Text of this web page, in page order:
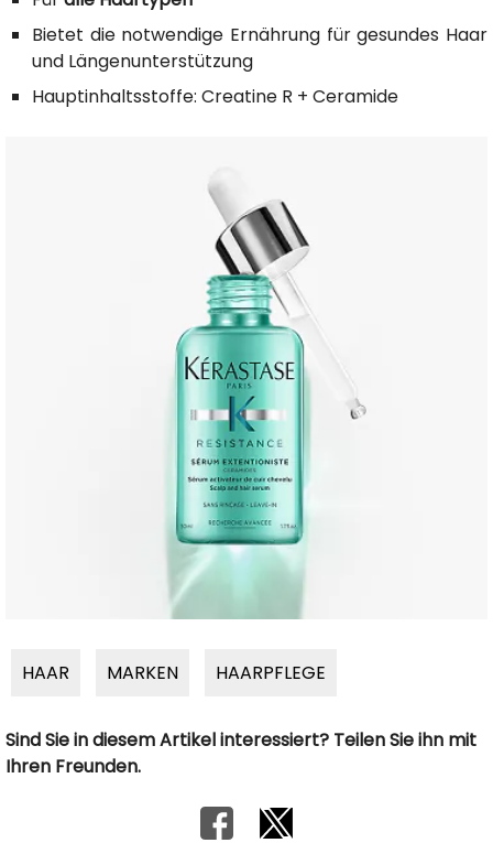
Bietet die notwendige Ernährung für gesundes Haar
und Längenunterstützung
Hauptinhaltsstoffe: Creatine R + Ceramide
HAAR MARKEN HAARPFLEGE
Sind Sie in diesem Artikel interessiert? Teilen Sie ihn mit
Ihren Freunden.